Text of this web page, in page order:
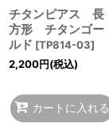
チタンピアス 長
方形 チタンゴー
ルド [TP814-03]
2,200円(税込)
カートに入れる